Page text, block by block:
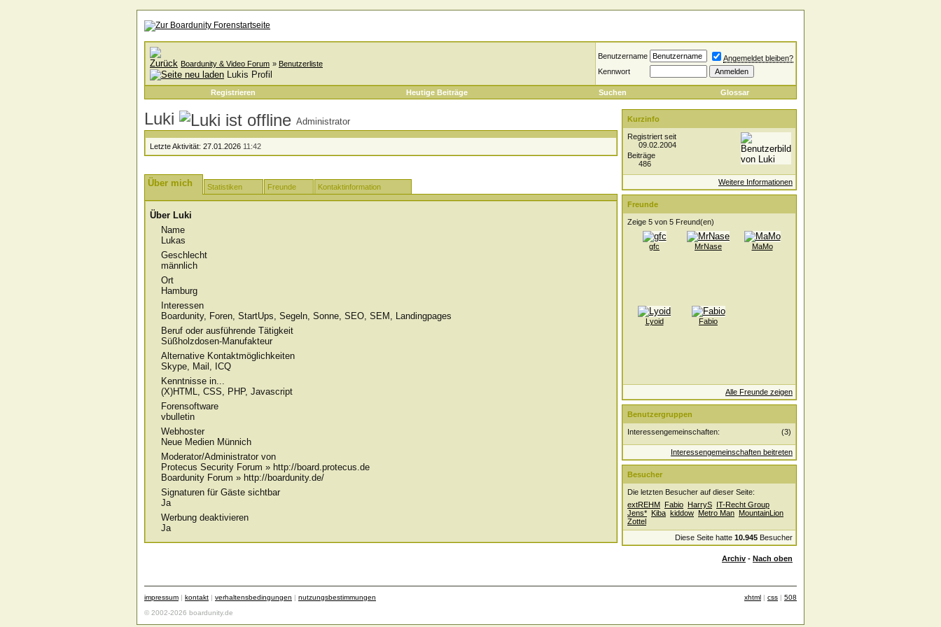
Boardunity & Video Forum » Benutzerliste
Lukis Profil
Benutzername
Angemeldet bleiben?
Kennwort
Registrieren Heutige Beiträge Suchen Glossar
Luki Administrator
Letzte Aktivität: 27.01.2026 11:42
Über mich Statistiken Freunde Kontaktinformation
Über Luki
Name
Lukas
Geschlecht
männlich
Ort
Hamburg
Interessen
Boardunity, Foren, StartUps, Segeln, Sonne, SEO, SEM, Landingpages
Beruf oder ausführende Tätigkeit
Süßholzdosen-Manufakteur
Alternative Kontaktmöglichkeiten
Skype, Mail, ICQ
Kenntnisse in...
(X)HTML, CSS, PHP, Javascript
Forensoftware
vbulletin
Webhoster
Neue Medien Münnich
Moderator/Administrator von
Protecus Security Forum » http://board.protecus.de
Boardunity Forum » http://boardunity.de/
Signaturen für Gäste sichtbar
Ja
Werbung deaktivieren
Ja
Kurzinfo
Registriert seit
09.02.2004
Beiträge
486
Weitere Informationen
Freunde
Zeige 5 von 5 Freund(en)
gfc MrNase MaMo
Lyoid Fabio
Alle Freunde zeigen
Benutzergruppen
(3)
Interessengemeinschaften:
Interessengemeinschaften beitreten
Besucher
Die letzten Besucher auf dieser Seite:
extREHM Fabio HarryS IT-Recht Group
Jens* Kiba kiddow Metro Man MountainLion
Zottel
Diese Seite hatte 10.945 Besucher
Archiv - Nach oben
impressum | kontakt | verhaltensbedingungen | nutzungsbestimmungen xhtml | css | 508
© 2002-2026 boardunity.de